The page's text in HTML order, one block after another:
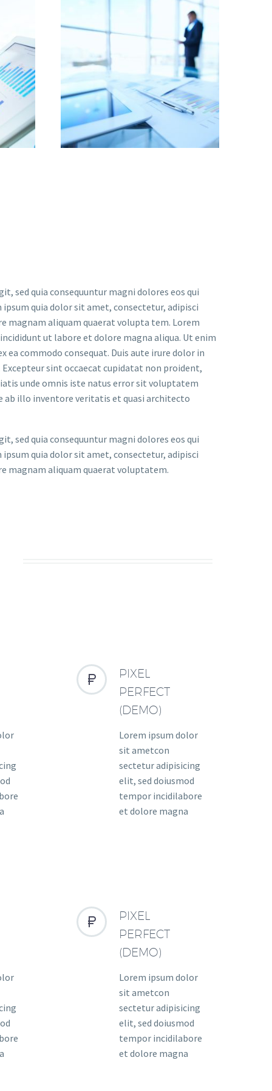
sed quia consequuntur magni dolores eos qui
quia dolor sit amet, consectetur, adipisci
magnam aliquam quaerat volupta tem. Lorem
ut labore et dolore magna aliqua. Ut enim
commodo consequat. Duis aute irure dolor in
sint occaecat cupidatat non proident,
unde omnis iste natus error sit voluptatem
ab illo inventore veritatis et quasi architecto
sed quia consequuntur magni dolores eos qui
quia dolor sit amet, consectetur, adipisci
magnam aliquam quaerat voluptatem.


PIXEL
PERFECT
(DEMO)
Lorem ipsum dolor
sit ametcon
sectetur adipisicing
elit, sed doiusmod
tempor incidilabore
et dolore magna


PIXEL
PERFECT
(DEMO)
Lorem ipsum dolor
sit ametcon
sectetur adipisicing
elit, sed doiusmod
tempor incidilabore
et dolore magna